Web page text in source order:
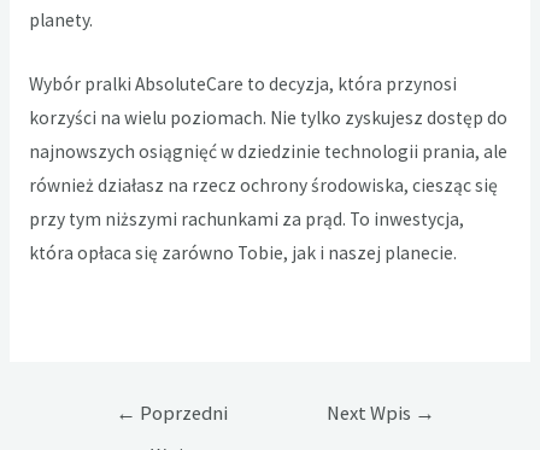
planety.
Wybór pralki AbsoluteCare to decyzja, która przynosi
korzyści na wielu poziomach. Nie tylko zyskujesz dostęp do
najnowszych osiągnięć w dziedzinie technologii prania, ale
również działasz na rzecz ochrony środowiska, ciesząc się
przy tym niższymi rachunkami za prąd. To inwestycja,
która opłaca się zarówno Tobie, jak i naszej planecie.
Nawigacja
← Poprzedni
Next Wpis →